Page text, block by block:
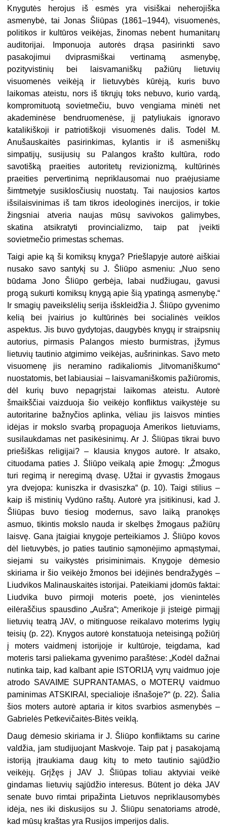
Knygutės herojus iš esmės yra visiškai neherojiška
asmenybė, tai Jonas Šliūpas (1861–1944), visuomenės,
politikos ir kultūros veikėjas, žinomas nebent humanitarų
auditorijai. Imponuoja autorės drąsa pasirinkti savo
pasakojimui dviprasmiškai vertinamą asmenybę,
pozityvistinių bei laisvamaniškų pažiūrų lietuvių
visuomenės veikėją ir lietuvybės kūrėją, kuris buvo
laikomas ateistu, nors iš tikrųjų toks nebuvo, kurio vardą,
kompromituotą sovietmečiu, buvo vengiama minėti net
akademinėse bendruomenėse, jį patyliukais ignoravo
katalikiškoji ir patriotiškoji visuomenės dalis. Todėl M.
Anušauskaitės pasirinkimas, kylantis ir iš asmeniškų
simpatijų, susijusių su Palangos krašto kultūra, rodo
savotišką praeities autoritetų revizionizmą, kultūrinės
praeities pervertinimą nepriklausomai nuo praėjusiame
šimtmetyje susiklosčiusių nuostatų. Tai naujosios kartos
išsilaisvinimas iš tam tikros ideologinės inercijos, ir tokie
žingsniai atveria naujas mūsų savivokos galimybes,
skatina atsikratyti provincializmo, taip pat įveikti
sovietmečio primestas schemas.
Taigi apie ką ši komiksų knyga? Priešlapyje autorė aiškiai
nusako savo santykį su J. Šliūpo asmeniu: „Nuo seno
būdama Jono Šliūpo gerbėja, labai nudžiugau, gavusi
progą sukurti komiksų knygą apie šią ypatingą asmenybę.“
Ir smagių paveikslėlių serija išskleidžia J. Šliūpo gyvenimo
kelią bei įvairius jo kultūrinės bei socialinės veiklos
aspektus. Jis buvo gydytojas, daugybės knygų ir straipsnių
autorius, pirmasis Palangos miesto burmistras, įžymus
lietuvių tautinio atgimimo veikėjas, aušrininkas. Savo meto
visuomenę jis neramino radikaliomis „litvomaniškumo“
nuostatomis, bet labiausiai – laisvamaniškomis pažiūromis,
dėl kurių buvo nepagrįstai laikomas ateistu. Autorė
šmaikščiai vaizduoja šio veikėjo konfliktus vaikystėje su
autoritarine bažnyčios aplinka, vėliau jis laisvos minties
idėjas ir mokslo svarbą propaguoja Amerikos lietuviams,
susilaukdamas net pasikėsinimų. Ar J. Šliūpas tikrai buvo
priešiškas religijai? – klausia knygos autorė. Ir atsako,
cituodama paties J. Šliūpo veikalą apie žmogų: „Žmogus
turi regimą ir neregimą dvasę. Užtai ir gyvastis žmogaus
yra dvejopa: kuniszka ir dvasiszka“ (p. 10). Taigi stilius –
kaip iš mistinių Vydūno raštų. Autorė yra įsitikinusi, kad J.
Šliūpas buvo tiesiog modernus, savo laiką pranokęs
asmuo, tikintis mokslo nauda ir skelbęs žmogaus pažiūrų
laisvę. Gana įtaigiai knygoje perteikiamos J. Šliūpo kovos
dėl lietuvybės, jo paties tautinio sąmonėjimo apmąstymai,
siejami su vaikystės prisiminimais. Knygoje dėmesio
skiriama ir šio veikėjo žmonos bei idėjinės bendražygės –
Liudvikos Malinauskaitės istorijai. Pateikiami įdomūs faktai:
Liudvika buvo pirmoji moteris poetė, jos vienintelės
eilėraščius spausdino „Aušra“; Amerikoje ji įsteigė pirmąjį
lietuvių teatrą JAV, o mitinguose reikalavo moterims lygių
teisių (p. 22). Knygos autorė konstatuoja neteisingą požiūrį
į moters vaidmenį istorijoje ir kultūroje, teigdama, kad
moteris tarsi paliekama gyvenimo paraštėse: „Kodėl dažnai
nutinka taip, kad kalbant apie ISTORIJĄ vyrų vaidmuo joje
atrodo SAVAIME SUPRANTAMAS, o MOTERŲ vaidmuo
paminimas ATSKIRAI, specialioje išnašoje?“ (p. 22). Šalia
šios moters autorė aptaria ir kitos svarbios asmenybės –
Gabrielės Petkevičaitės-Bitės veiklą.
Daug dėmesio skiriama ir J. Šliūpo konfliktams su carine
valdžia, jam studijuojant Maskvoje. Taip pat į pasakojamą
istoriją įtraukiama daug kitų to meto tautinio sąjūdžio
veikėjų. Grįžęs į JAV J. Šliūpas toliau aktyviai veikė
gindamas lietuvių sąjūdžio interesus. Būtent jo dėka JAV
senate buvo rimtai pripažinta Lietuvos nepriklausomybės
idėja, nes iki diskusijos su J. Šliūpu senatoriams atrodė,
kad mūsų kraštas yra Rusijos imperijos dalis.